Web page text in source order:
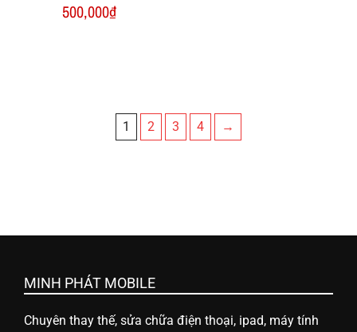
500,000₫
1 2 3 4 →
MINH PHÁT MOBILE
Chuyên thay thế, sửa chữa điện thoại, ipad, máy tính